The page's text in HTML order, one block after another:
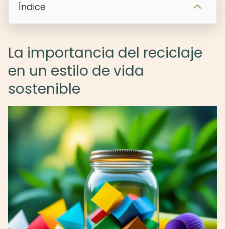
Índice
La importancia del reciclaje
en un estilo de vida
sostenible